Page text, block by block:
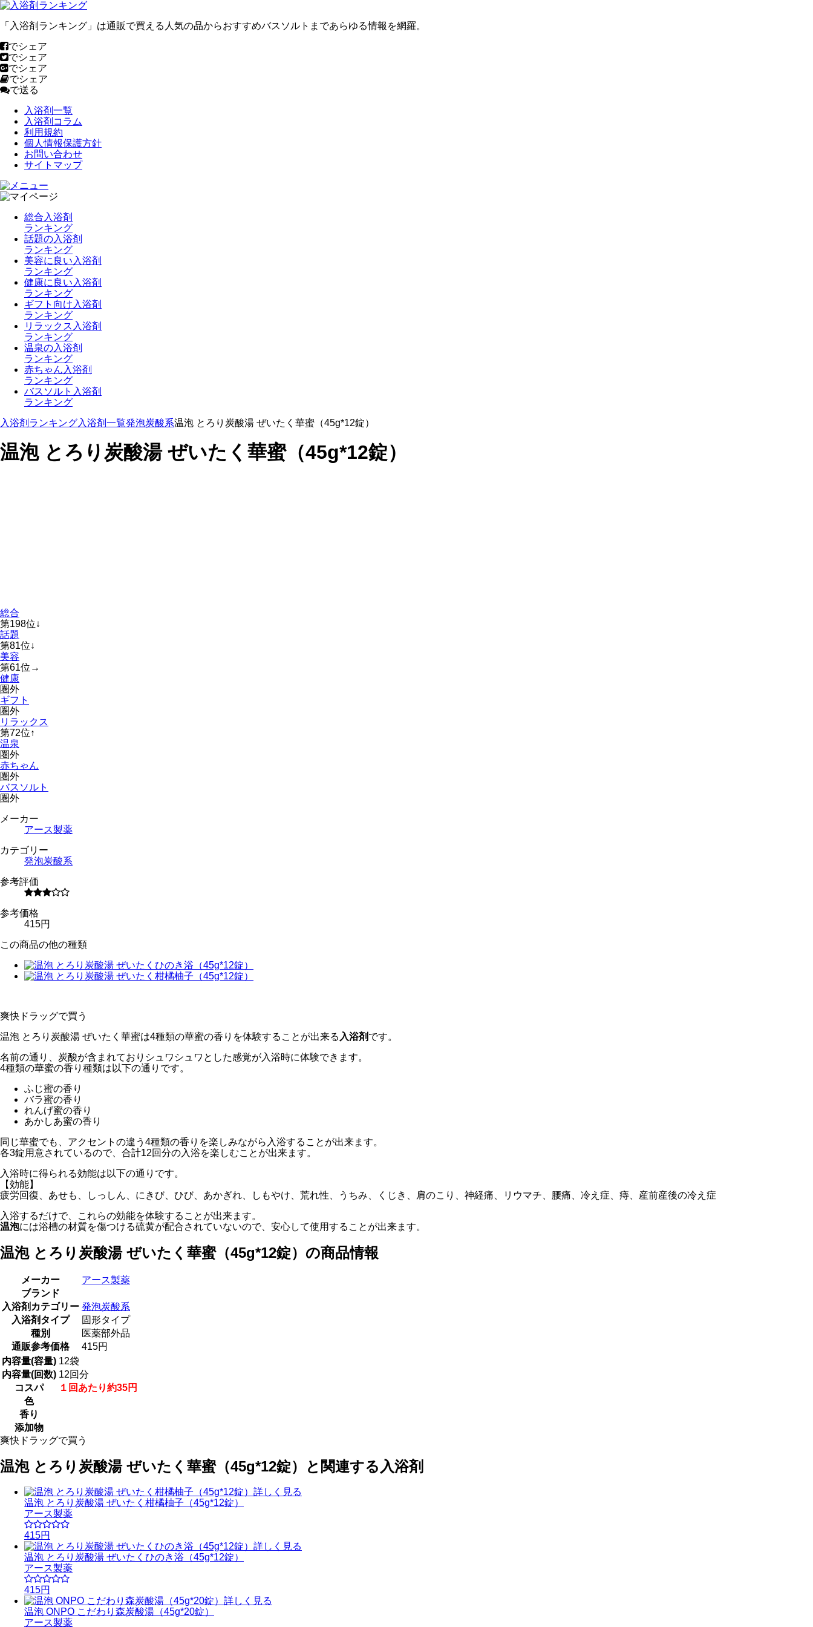
「入浴剤ランキング」は通販で買える人気の品からおすすめバスソルトまであらゆる情報を網羅。
でシェア
でシェア
でシェア
でシェア
で送る
入浴剤一覧
入浴剤コラム
利用規約
個人情報保護方針
お問い合わせ
サイトマップ
総合入浴剤
ランキング
話題の入浴剤
ランキング
美容に良い入浴剤
ランキング
健康に良い入浴剤
ランキング
ギフト向け入浴剤
ランキング
リラックス入浴剤
ランキング
温泉の入浴剤
ランキング
赤ちゃん入浴剤
ランキング
バスソルト入浴剤
ランキング
入浴剤ランキング入浴剤一覧発泡炭酸系温泡 とろり炭酸湯 ぜいたく華蜜（45g*12錠）
温泡 とろり炭酸湯 ぜいたく華蜜（45g*12錠）
総合
第198位↓
話題
第81位↓
美容
第61位 →
健康
圏外
ギフト
圏外
リラックス
第72位↑
温泉
圏外
赤ちゃん
圏外
バスソルト
圏外
メーカー
アース製薬
カテゴリー
発泡炭酸系
参考評価
参考価格
415円
この商品の他の種類
爽快ドラッグで買う
温泡 とろり炭酸湯 ぜいたく華蜜は4種類の華蜜の香りを体験することが出来る 入浴剤 です。
名前の通り、炭酸が含まれておりシュワシュワとした感覚が入浴時に体験できます。
4種類の華蜜の香り種類は以下の通りです。
ふじ蜜の香り
バラ蜜の香り
れんげ蜜の香り
あかしあ蜜の香り
同じ華蜜でも、アクセントの違う4種類の香りを楽しみながら入浴することが出来ます。
各3錠用意されているので、合計12回分の入浴を楽しむことが出来ます。
入浴時に得られる効能は以下の通りです。
【効能】
疲労回復、あせも、しっしん、にきび、ひび、あかぎれ、しもやけ、荒れ性、うちみ、くじき、肩のこり、神経痛、リウマチ、腰痛、冷え症、痔、産前産後の冷え症
入浴するだけで、これらの効能を体験することが出来ます。
温泡には浴槽の材質を傷つける硫黄が配合されていないので、安心して使用することが出来ます。
温泡 とろり炭酸湯 ぜいたく華蜜（45g*12錠）の商品情報
メーカー
アース製薬
ブランド
入浴剤カテゴリー 発泡炭酸系
入浴剤タイプ
固形タイプ
種別
医薬部外品
通販参考価格
415円
内容量(容量) 12袋
内容量(回数) 12回分
コスパ
１回あたり約35円
色
香り
添加物
爽快ドラッグで買う
温泡 とろり炭酸湯 ぜいたく華蜜（45g*12錠）と関連する入浴剤
詳しく見る
温泡 とろり炭酸湯 ぜいたく柑橘柚子（45g*12錠）
アース製薬
415円
詳しく見る
温泡 とろり炭酸湯 ぜいたくひのき浴（45g*12錠）
アース製薬
415円
詳しく見る
温泡 ONPO こだわり森炭酸湯（45g*20錠）
アース製薬